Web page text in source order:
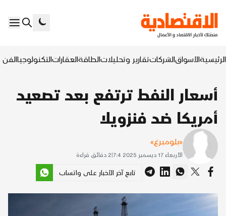
الرئيسيةالأسواقالشركاتتقارير وتحليلاتالطاقةالعقاراتالتكنولوجياالفن
أسعار النفط ترتفع بعد تصعيد
أمريكا ضد فنزويلا
«بلومبرغ»
الأربعاء 17 ديسمبر 2025 7:4 |
2 دقائق قراءة
تابع آخر الأخبار على واتساب